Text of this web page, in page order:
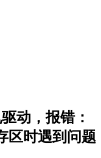
动，报错：
区时遇到问题